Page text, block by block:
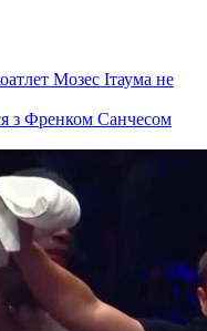
з Френком Санчесом